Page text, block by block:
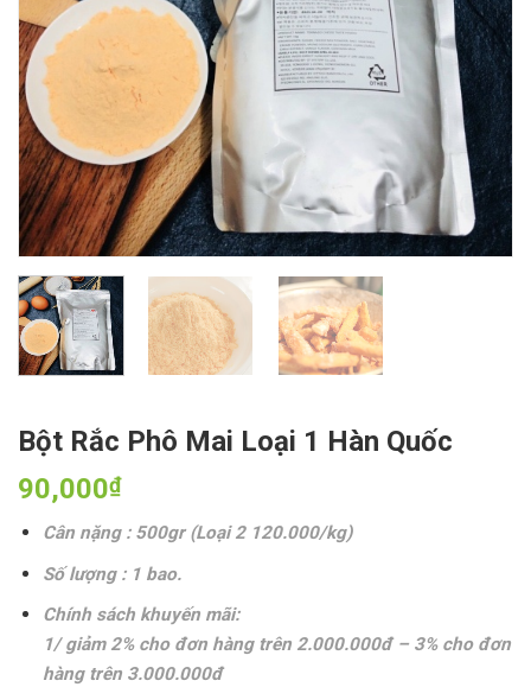
Bột Rắc Phô Mai Loại 1 Hàn Quốc
90,000₫
Cân nặng : 500gr (Loại 2 120.000/kg)
Số lượng : 1 bao.
Chính sách khuyến mãi:
1/ giảm 2% cho đơn hàng trên 2.000.000đ – 3% cho đơn
hàng trên 3.000.000đ